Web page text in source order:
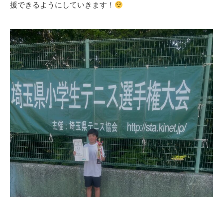
援できるようにしていきます！